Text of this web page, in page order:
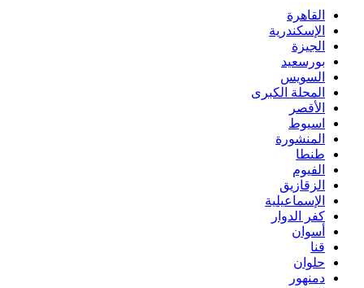
القاهرة
الإسكندرية
الجيزة
بورسعيد
السويس
المحلة الكبرى
الأقصر
اسيوط
المنشورة
طنطا
الفيوم
الزقازيق
الإسماعيلية
كفر الدوار
أسوان
قنا
حلوان
دمنهور